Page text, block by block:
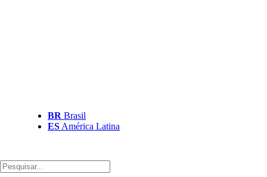
BR Brasil
ES América Latina